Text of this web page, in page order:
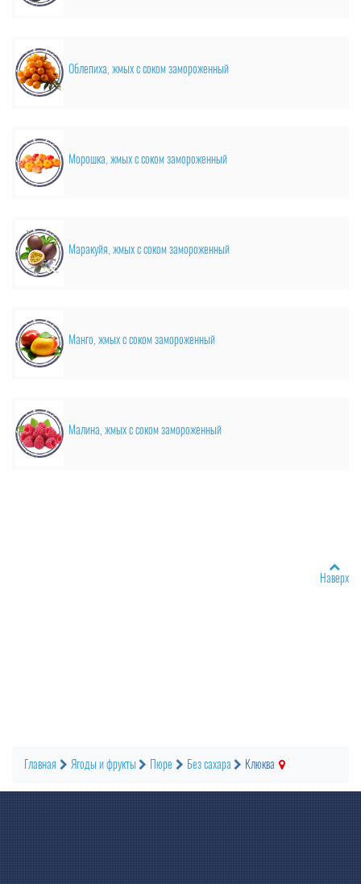
Облепиха, жмых с соком замороженный
Морошка, жмых с соком замороженный
Маракуйя, жмых с соком замороженный
Манго, жмых с соком замороженный
Малина, жмых с соком замороженный
Наверх
Главная Ягоды и фрукты Пюре Без сахара Клюква